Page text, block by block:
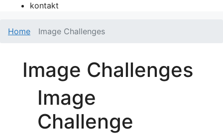
kontakt
Home Image Challenges
Image Challenges
Image
Challenge